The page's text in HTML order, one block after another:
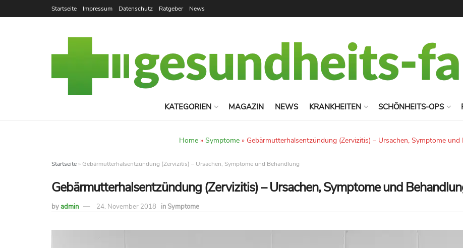
Startseite Impressum Datenschutz Ratgeber News
KATEGORIEN MAGAZIN NEWS KRANKHEITEN SCHÖNHEITS-OPS
Home» Symptome» Gebärmutterhalsentzündung (Zervizitis) – Ursachen, Symptome und
Startseite » Gebärmutterhalsentzündung (Zervizitis) – Ursachen, Symptome und Behandlung
Gebärmutterhalsentzündung (Zervizitis) – Ursachen, Symptome und
byadmin 24. November 2018 inSymptome